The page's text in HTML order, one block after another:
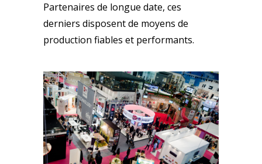
Partenaires de longue date, ces
derniers disposent de moyens de
production fiables et performants.